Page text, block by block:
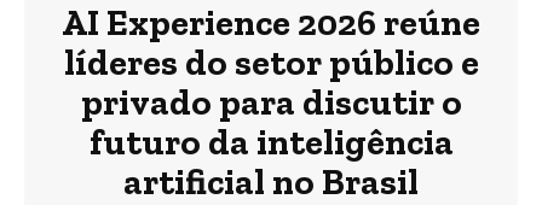
AI Experience 2026 reúne
líderes do setor público e
privado para discutir o
futuro da inteligência
artificial no Brasil